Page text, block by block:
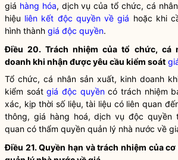
giá hàng hóa, dịch vụ của tổ chức, cá
hiệu liên kết độc quyền về giá hoặc khi
hình thành giá độc quyền.
Điều 20. Trách nhiệm của tổ chức, cá
doanh khi nhận được yêu cầu kiểm soát
Tổ chức, cá nhân sản xuất, kinh doanh
kiểm soátgiá độc quyềncó trách nhiệm
xác, kịp thời số liệu, tài liệu có liên quan
thông, giá hàng hoá,dịch vụ độc quyền
quan có thẩm quyền quản lý nhà nước về
Điều 21.Quyền hạn và trách nhiệm của